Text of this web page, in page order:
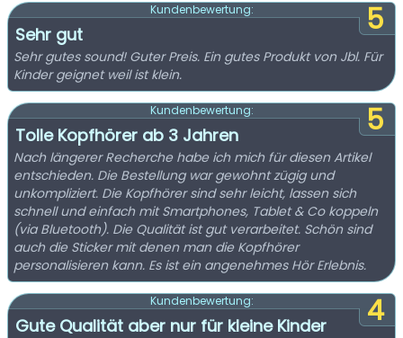
5
Kundenbewertung:
Sehr gut
Sehr gutes sound! Guter Preis. Ein gutes Produkt von Jbl. Für
Kinder geignet weil ist klein.
5
Kundenbewertung:
Tolle Kopfhörer ab 3 Jahren
Nach längerer Recherche habe ich mich für diesen Artikel
entschieden. Die Bestellung war gewohnt zügig und
unkompliziert. Die Kopfhörer sind sehr leicht, lassen sich
schnell und einfach mit Smartphones, Tablet & Co koppeln
(via Bluetooth). Die Qualität ist gut verarbeitet. Schön sind
auch die Sticker mit denen man die Kopfhörer
personalisieren kann. Es ist ein angenehmes Hör Erlebnis.
4
Kundenbewertung:
Gute Qualität aber nur für kleine Kinder